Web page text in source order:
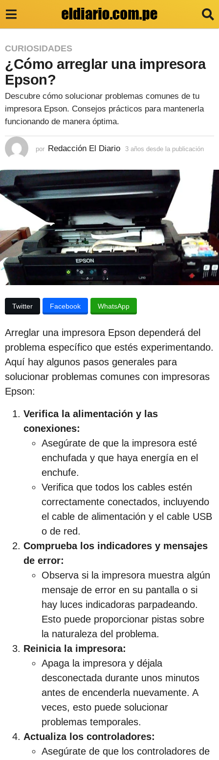
3
a
ñ
o
s
d
e
s
e
l
u
b
l
i
c
a
c
ó
3
CURIOSIDADES
¿Cómo arreglar una impresora
Epson?
Descubre cómo solucionar problemas comunes de tu
impresora Epson. Consejos prácticos para mantenerla
funcionando de manera óptima.
por Redacción El Diario 3 años desde la publicación
e
l
a
p
u
b
ó
n
Twitter Facebook WhatsApp
Arreglar una impresora Epson dependerá del
problema específico que estés experimentando.
Aquí hay algunos pasos generales para
solucionar problemas comunes con impresoras
Epson:
Verifica la alimentación y las
conexiones:
Asegúrate de que la impresora esté
enchufada y que haya energía en el
enchufe.
Verifica que todos los cables estén
correctamente conectados, incluyendo
el cable de alimentación y el cable USB
o de red.
Comprueba los indicadores y mensajes
de error:
Observa si la impresora muestra algún
mensaje de error en su pantalla o si
hay luces indicadoras parpadeando.
Esto puede proporcionar pistas sobre
la naturaleza del problema.
Reinicia la impresora:
Apaga la impresora y déjala
desconectada durante unos minutos
antes de encenderla nuevamente. A
veces, esto puede solucionar
problemas temporales.
Actualiza los controladores:
Asegúrate de que los controladores de